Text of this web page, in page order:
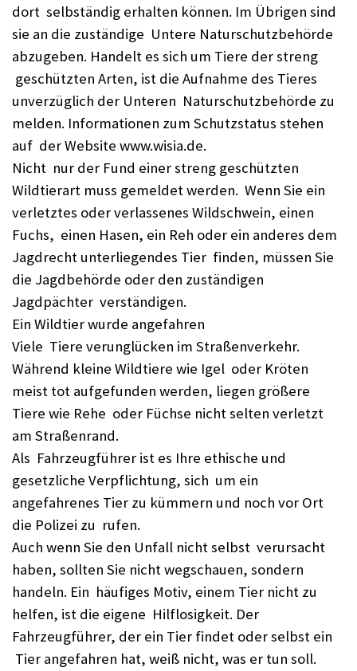
dort selbständig erhalten können. Im Übrigen sind
sie an die zuständige Untere Naturschutzbehörde
abzugeben. Handelt es sich um Tiere der streng
geschützten Arten, ist die Aufnahme des Tieres
unverzüglich der Unteren Naturschutzbehörde zu
melden. Informationen zum Schutzstatus stehen
auf der Website www.wisia.de.
Nicht nur der Fund einer streng geschützten
Wildtierart muss gemeldet werden. Wenn Sie ein
verletztes oder verlassenes Wildschwein, einen
Fuchs, einen Hasen, ein Reh oder ein anderes dem
Jagdrecht unterliegendes Tier finden, müssen Sie
die Jagdbehörde oder den zuständigen
Jagdpächter verständigen.
Ein Wildtier wurde angefahren
Viele Tiere verunglücken im Straßenverkehr.
Während kleine Wildtiere wie Igel oder Kröten
meist tot aufgefunden werden, liegen größere
Tiere wie Rehe oder Füchse nicht selten verletzt
am Straßenrand.
Als Fahrzeugführer ist es Ihre ethische und
gesetzliche Verpflichtung, sich um ein
angefahrenes Tier zu kümmern und noch vor Ort
die Polizei zu rufen.
Auch wenn Sie den Unfall nicht selbst verursacht
haben, sollten Sie nicht wegschauen, sondern
handeln. Ein häufiges Motiv, einem Tier nicht zu
helfen, ist die eigene Hilflosigkeit. Der
Fahrzeugführer, der ein Tier findet oder selbst ein
Tier angefahren hat, weiß nicht, was er tun soll.